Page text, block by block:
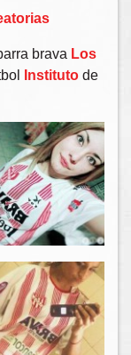
brava Los
Institutode